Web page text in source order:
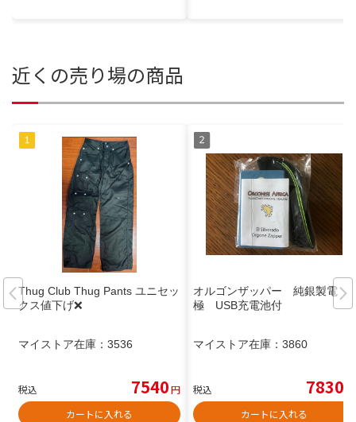
近くの売り場の商品
Thug Club Thug Pants ユニセッ
クス値下げ❌
マイストア在庫： 3536
税込 7540円
カートに入れる
オルゴンザッパー 純銀製電
極 USB充電池付
マイストア在庫： 3860
税込 7830
カートに入れる